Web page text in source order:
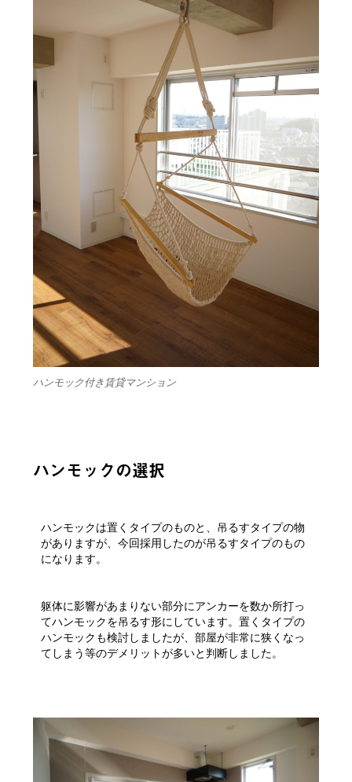
ハンモック付き賃貸マンション
ハンモックの選択
ハンモックは置くタイプのものと、吊るすタイプの物
がありますが、今回採用したのが吊るすタイプのもの
になります。
躯体に影響があまりない部分にアンカーを数か所打っ
てハンモックを吊るす形にしています。置くタイプの
ハンモックも検討しましたが、部屋が非常に狭くなっ
てしまう等のデメリットが多いと判断しました。